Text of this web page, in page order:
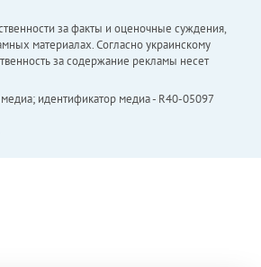
за факты и оценочные суждения,
материалах. Согласно украинскому
за содержание рекламы несет
идентификатор медиа - R40-05097